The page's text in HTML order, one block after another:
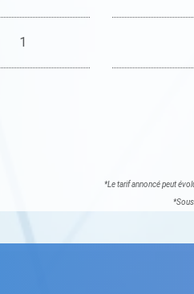
1
*Le tarif annoncé peut